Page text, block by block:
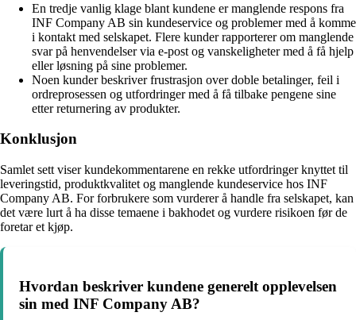
En tredje vanlig klage blant kundene er manglende respons fra
INF Company AB sin kundeservice og problemer med å komme
i kontakt med selskapet. Flere kunder rapporterer om manglende
svar på henvendelser via e-post og vanskeligheter med å få hjelp
eller løsning på sine problemer.
Noen kunder beskriver frustrasjon over doble betalinger, feil i
ordreprosessen og utfordringer med å få tilbake pengene sine
etter returnering av produkter.
Konklusjon
Samlet sett viser kundekommentarene en rekke utfordringer knyttet til
leveringstid, produktkvalitet og manglende kundeservice hos INF
Company AB. For forbrukere som vurderer å handle fra selskapet, kan
det være lurt å ha disse temaene i bakhodet og vurdere risikoen før de
foretar et kjøp.
Hvordan beskriver kundene generelt opplevelsen
sin med INF Company AB?